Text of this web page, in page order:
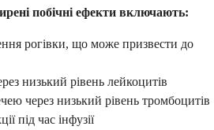
побічні ефекти включають:
рогівки, що може призвести до
низький рівень лейкоцитів
через низький рівень тромбоцитів
під час інфузії